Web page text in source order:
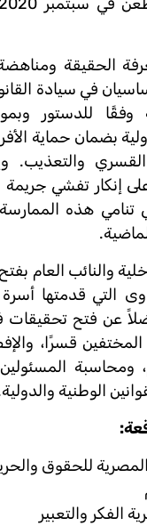
الحقيقة ومناهضة
في سيادة
للدستور
بضمان حماية
القسري والتعذيب.
إنكار تفشي
تنامي هذه
والنائب العام
التي قدمتها
عن فتح
المختفين قسرًا،
ومحاسبة
الوطنية
للحقوق
الفكر والتعبير